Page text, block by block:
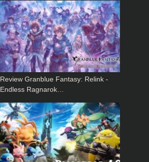
Review Granblue Fantasy: Relink -
Endless Ragnarok…